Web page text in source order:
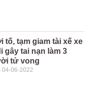
tố, tạm giam tài xế xe
gây tai nạn làm 3
tử vong
04-06-2022